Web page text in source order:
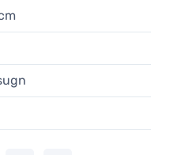
80 ml
Black espressokopp